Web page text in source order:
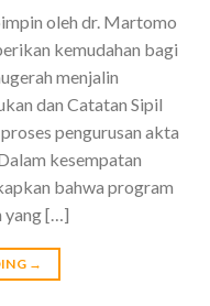
oleh dr. Martomo
kemudahan bagi
menjalin
dan Catatan Sipil
pengurusan akta
kesempatan
bahwa program
yang […]
→